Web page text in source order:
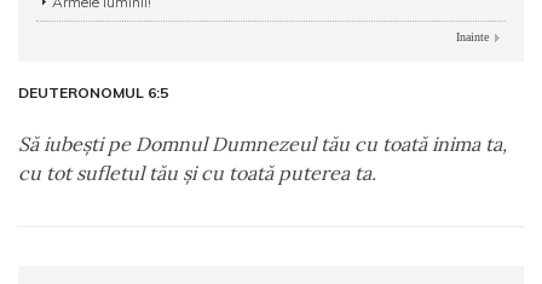
Inainte
DEUTERONOMUL 6:5
Să iubeşti pe Domnul Dumnezeul tău cu toată inima ta,
cu tot sufletul tău şi cu toată puterea ta.